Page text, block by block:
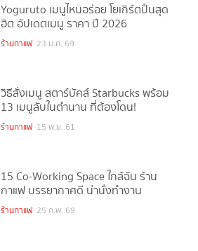
Yoguruto เมนูไหนอร่อย โยเกิร์ตปั่นสุด
ฮิต อัปเดตเมนู ราคา ปี 2026
ร้านกาแฟ 23 ม.ค. 69
วิธีสั่งเมนู สตาร์บัคส์ Starbucks พร้อม
13 เมนูลับในตำนาน ที่ต้องโดน!
ร้านกาแฟ 15 พ.ย. 61
15 Co-Working Space ใกล้ฉัน ร้าน
กาแฟ บรรยากาศดี น่านั่งทำงาน
ร้านกาแฟ 25 ก.พ. 69